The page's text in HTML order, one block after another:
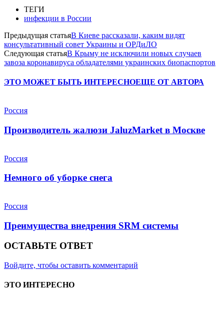
ТЕГИ
инфекции в России
Предыдущая статьяВ Киеве рассказали, каким видят
консультативный совет Украины и ОРДиЛО
Следующая статьяВ Крыму не исключили новых случаев
завоза коронавируса обладателями украинских биопаспортов
ЭТО МОЖЕТ БЫТЬ ИНТЕРЕСНОЕЩЕ ОТ АВТОРА
Россия
Производитель жалюзи JaluzMarket в Москве
Россия
Немного об уборке снега
Россия
Преимущества внедрения SRM системы
ОСТАВЬТЕ ОТВЕТ
Войдите, чтобы оставить комментарий
ЭТО ИНТЕРЕСНО